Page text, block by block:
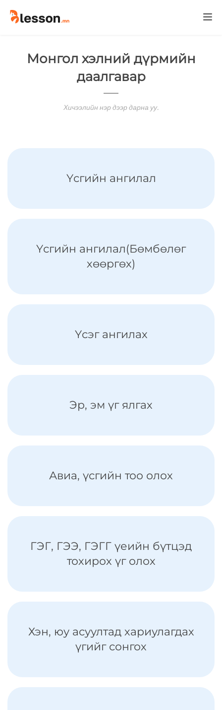
Монгол хэлний дүрмийн
даалгавар
Хичээлийн нэр дээр дарна уу.
Үсгийн ангилал
Үсгийн ангилал(Бөмбөлөг
хөөргөх)
Үсэг ангилах
Эр, эм үг ялгах
Авиа, үсгийн тоо олох
ГЭГ, ГЭЭ, ГЭГГ үеийн бүтцэд
тохирох үг олох
Хэн, юу асуултад хариулагдах
үгийг сонгох